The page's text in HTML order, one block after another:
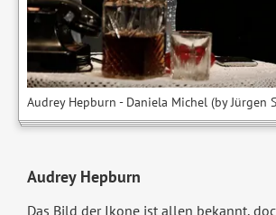
Audrey Hepburn - Daniela Michel (by Jürgen
Audrey Hepburn
Das Bild der Ikone ist allen bekannt,